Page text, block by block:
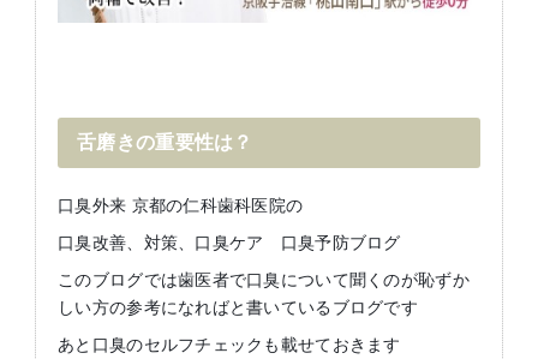
舌磨きの重要性は？
口臭外来 京都の仁科歯科医院の
口臭改善、対策、口臭ケア 口臭予防ブログ
このブログでは歯医者で口臭について聞くのが恥ずか
しい方の参考になればと書いているブログです
あと口臭のセルフチェックも載せておきます